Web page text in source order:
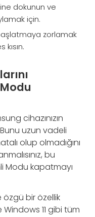
dokunun ve
için.
zorlamak
cihazınızın
uzun vadeli
olup olmadığını
bu
Modu kapatmayı
bir özellik
Windows 11 gibi tüm